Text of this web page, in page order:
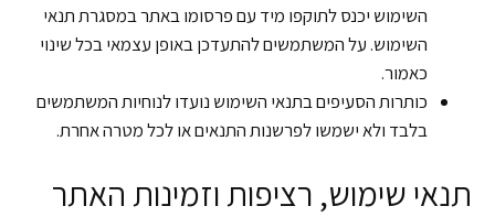
השימוש יכנס לתוקפו מיד עם פרסומו באתר במסגרת תנאי
השימוש. על המשתמשים להתעדכן באופן עצמאי בכל שינוי
כאמור.
כותרות הסעיפים בתנאי השימוש נועדו לנוחיות המשתמשים
בלבד ולא ישמשו לפרשנות התנאים או לכל מטרה אחרת.
תנאי שימוש, רציפות וזמינות האתר